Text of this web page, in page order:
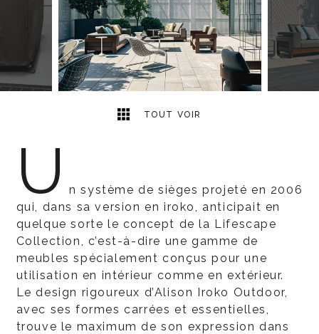
TOUT VOIR
2
U
n système de sièges projeté en 2006
qui, dans sa version en iroko, anticipait en
quelque sorte le concept de la Lifescape
Collection, c’est-à-dire une gamme de
meubles spécialement conçus pour une
utilisation en intérieur comme en extérieur.
Le design rigoureux d’Alison Iroko Outdoor,
avec ses formes carrées et essentielles,
trouve le maximum de son expression dans